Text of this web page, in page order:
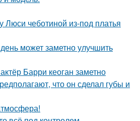
Люси чеботиной из-под платья
может заметно улучшить
Барри кеоган заметно
что он сделал губы и